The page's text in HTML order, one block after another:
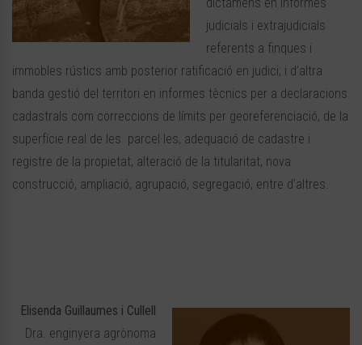
judicials i extrajudicials
referents a finques i
immobles rústics amb posterior ratificació en judici; i d’altra
banda gestió del territori en informes tècnics per a declaracions
cadastrals com correccions de límits per georeferenciació, de la
superfície real de les parcel·les, adequació de cadastre i
registre de la propietat, alteració de la titularitat, nova
construcció, ampliació, agrupació, segregació, entre d’altres.
Elisenda Guillaumes i Cullell
Dra. enginyera agrònoma